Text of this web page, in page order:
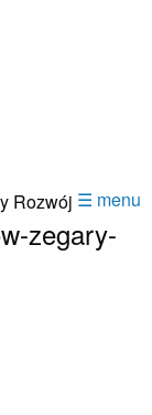
☰ menu
zegary-